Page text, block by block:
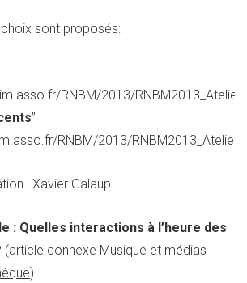
sont proposés:
RNBM/2013/
”
RNBM/2013/
: Xavier Galaup
: Quelles interactions à l’heure des
(article connexe Musique et médias
)